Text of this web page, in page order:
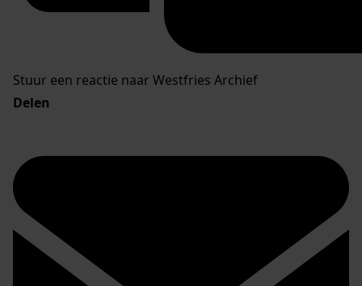
Stuur een reactie naar Westfries Archief
Delen